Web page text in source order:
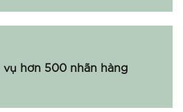
vụ hơn 500 nhãn hàng